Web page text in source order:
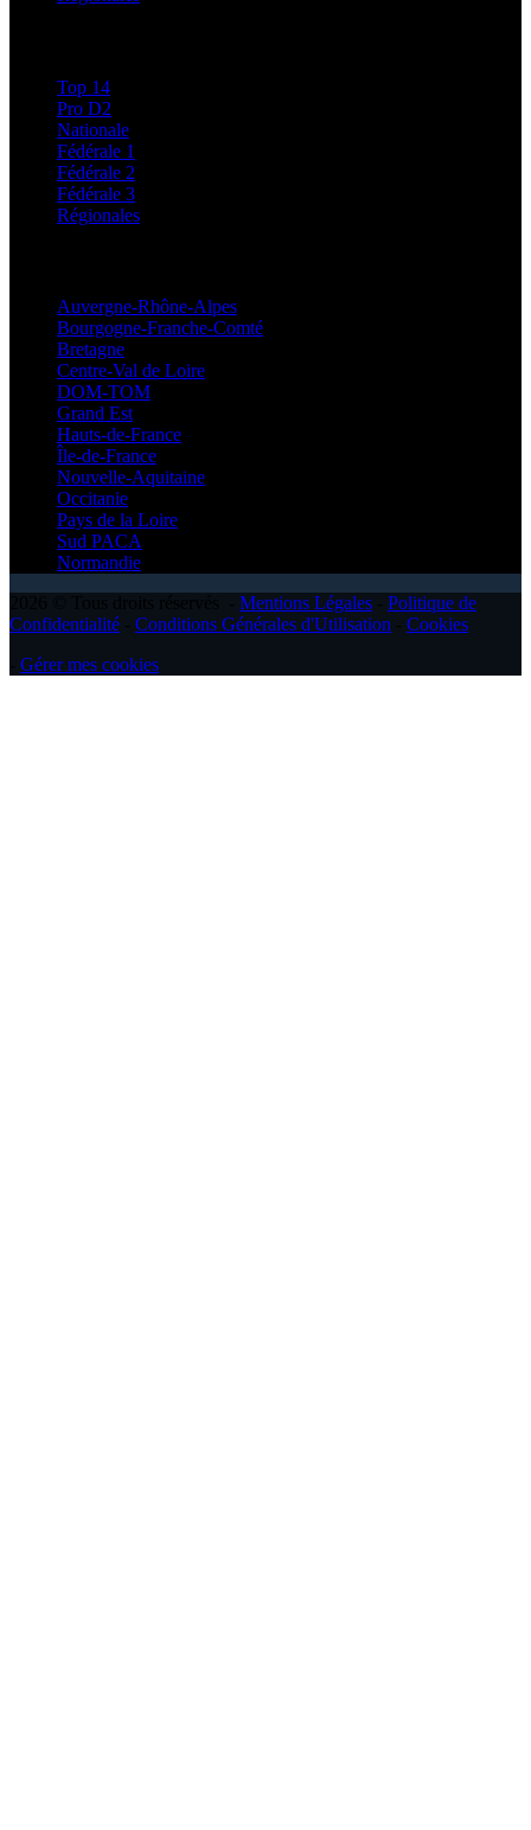
Top 14
Pro D2
Nationale
Fédérale 1
Fédérale 2
Fédérale 3
Régionales
Auvergne-Rhône-Alpes
Bourgogne-Franche-Comté
Bretagne
Centre-Val de Loire
DOM-TOM
Grand Est
Hauts-de-France
Île-de-France
Nouvelle-Aquitaine
Occitanie
Pays de la Loire
Sud PACA
Normandie
Mentions Légales
Politique de
Confidentialité
Conditions Générales d'Utilisation
Cookies
Gérer mes cookies